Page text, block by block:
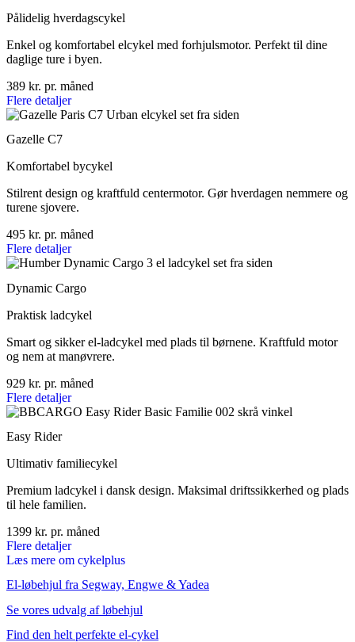
Pålidelig hverdagscykel
Enkel og komfortabel elcykel med forhjulsmotor. Perfekt til dine
daglige ture i byen.
389 kr. pr. måned
Flere detaljer
Gazelle C7
Komfortabel bycykel
Stilrent design og kraftfuld centermotor. Gør hverdagen nemmere og
turene sjovere.
495 kr. pr. måned
Flere detaljer
Dynamic Cargo
Praktisk ladcykel
Smart og sikker el-ladcykel med plads til børnene. Kraftfuld motor
og nem at manøvrere.
929 kr. pr. måned
Flere detaljer
Easy Rider
Ultimativ familiecykel
Premium ladcykel i dansk design. Maksimal driftssikkerhed og plads
til hele familien.
1399 kr. pr. måned
Flere detaljer
Læs mere om cykelplus
El-løbehjul fra Segway, Engwe & Yadea
Se vores udvalg af løbehjul
Find den helt perfekte el-cykel